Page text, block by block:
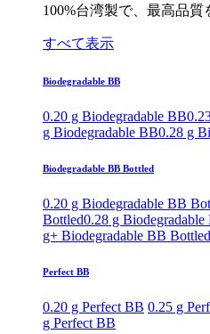
100%台湾製で、最高品質
すべて表示
Biodegradable BB
0.20 g Biodegradable BB
g Biodegradable BB0.28 g
Biodegradable BB Bottled
0.20 g Biodegradable BB
Bottled0.28 g
g+ Biodegradable BB Bottled
Perfect BB
0.20 g Perfect BB 0.25 g
g Perfect BB